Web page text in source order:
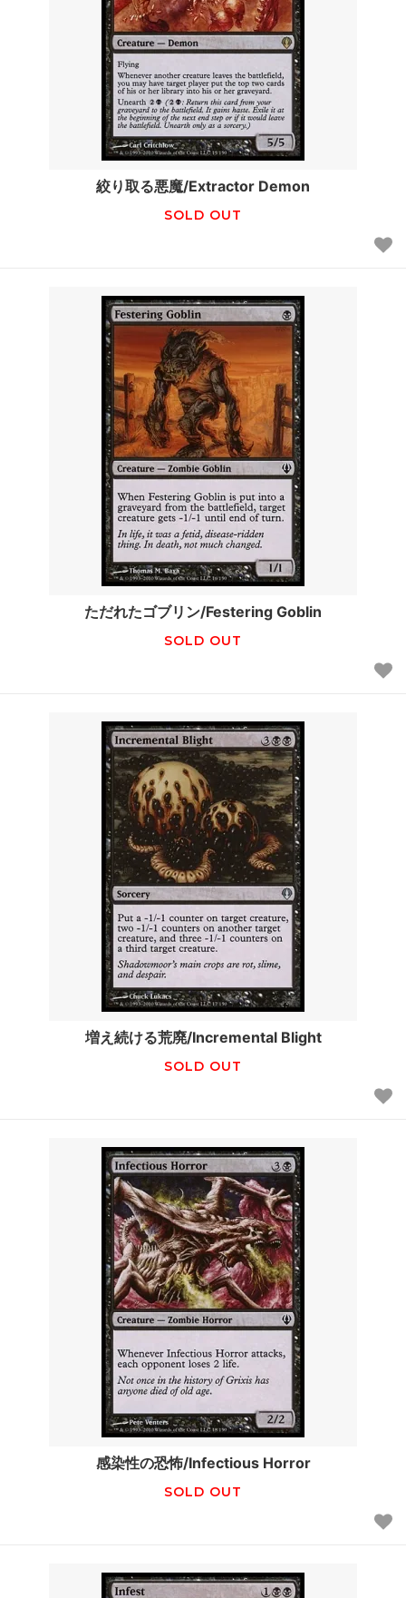
絞り取る悪魔/Extractor Demon
SOLD OUT
ただれたゴブリン/Festering Goblin
SOLD OUT
増え続ける荒廃/Incremental Blight
SOLD OUT
感染性の恐怖/Infectious Horror
SOLD OUT